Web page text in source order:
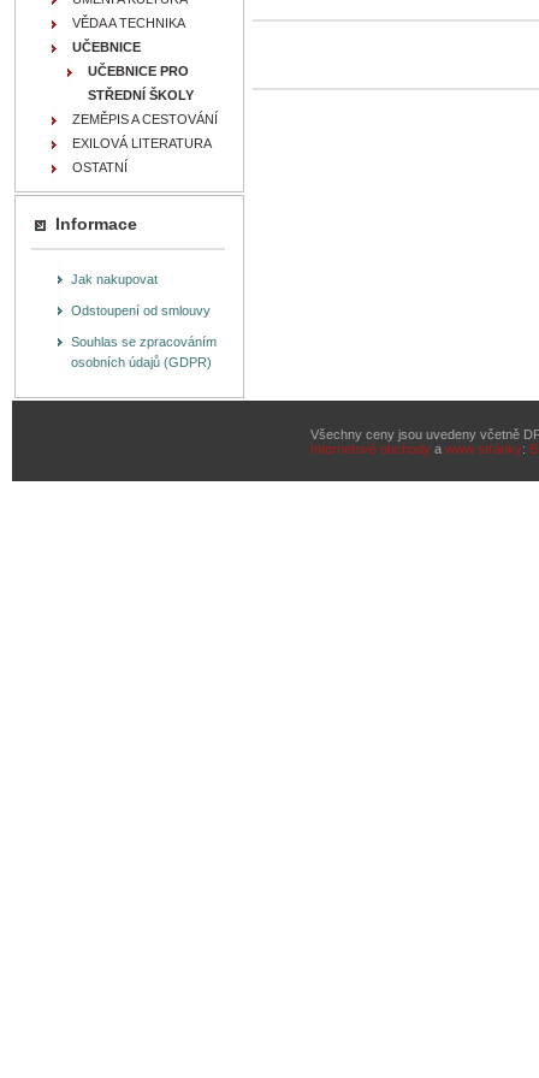
VĚDA A TECHNIKA
UČEBNICE
UČEBNICE PRO
STŘEDNÍ ŠKOLY
ZEMĚPIS A CESTOVÁNÍ
EXILOVÁ LITERATURA
OSTATNÍ
Informace
Jak nakupovat
Odstoupení od smlouvy
Souhlas se zpracováním
osobních údajů (GDPR)
Všechny ceny jsou uvedeny včetně
Internetové obchodya www stránky: